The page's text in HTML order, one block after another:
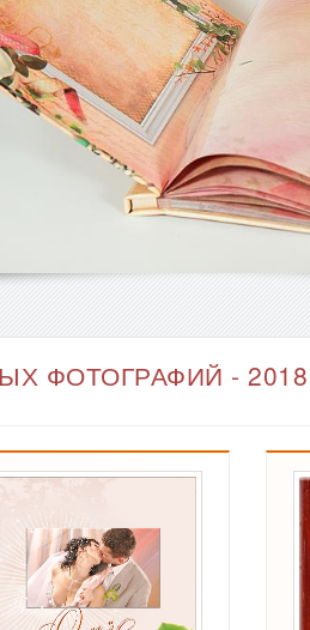
ФОТОГРАФИЙ - 2018